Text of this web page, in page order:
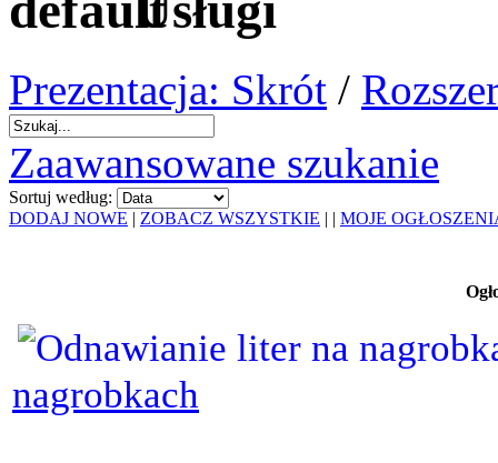
Prezentacja: Skrót /
Zaawansowane szukanie
Sortuj według:
DODAJ NOWE | ZOBACZ WSZYSTKIE | | MOJE
nagrobkach